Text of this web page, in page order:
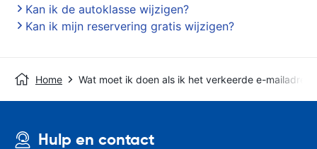
Kan ik de autoklasse wijzigen?
Kan ik mijn reservering gratis wijzigen?
Home Wat moet ik doen als ik het verkeerde e-mailadres
Hulp en contact